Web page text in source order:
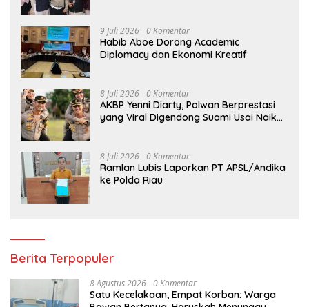
9 Juli 2026 0 Komentar
Habib Aboe Dorong Academic
Diplomacy dan Ekonomi Kreatif
8 Juli 2026 0 Komentar
AKBP Yenni Diarty, Polwan Berprestasi
yang Viral Digendong Suami Usai Naik
8 Juli 2026 0 Komentar
Ramlan Lubis Laporkan PT APSL/Andika
ke Polda Riau
Berita Terpopuler
8 Agustus 2026 0 Komentar
Satu Kecelakaan, Empat Korban: Warga